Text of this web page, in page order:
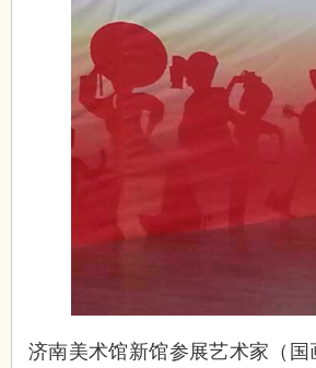
济南美术馆新馆参展艺术家（